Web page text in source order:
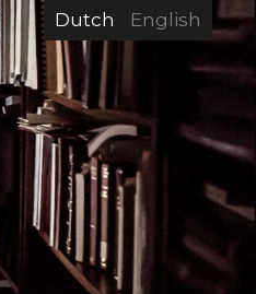
Dutch English